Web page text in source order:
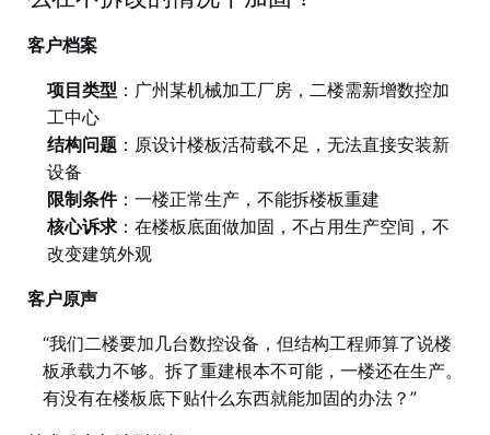
客户档案
项目类型 ：广州某机械加工厂房，二楼需新增数控加
工中心
结构问题：原设计楼板活荷载不足，无法直接安装新
设备
限制条件：一楼正常生产，不能拆楼板重建
核心诉求：在楼板底面做加固，不占用生产空间，不
改变建筑外观
客户原声
“我们二楼要加几台数控设备，但结构工程师算了说楼
板承载力不够。拆了重建根本不可能，一楼还在生产。
有没有在楼板底下贴什么东西就能加固的办法？”